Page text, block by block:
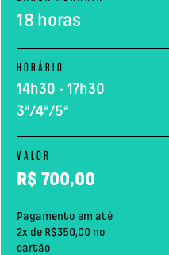
18 horas
HORÁRIO
14h30 - 17h30
3ª/4ª/5ª
VALOR
R$ 700,00
Pagamento em até
2x de R$350,00 no
cartão